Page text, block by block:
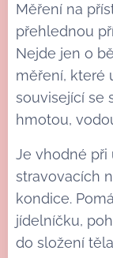
Měření na
přehlednou
Nejde jen o
měření, které
související se
hmotou,
Je vhodné při
stravovacích
kondice.
jídelníčku,
do složení